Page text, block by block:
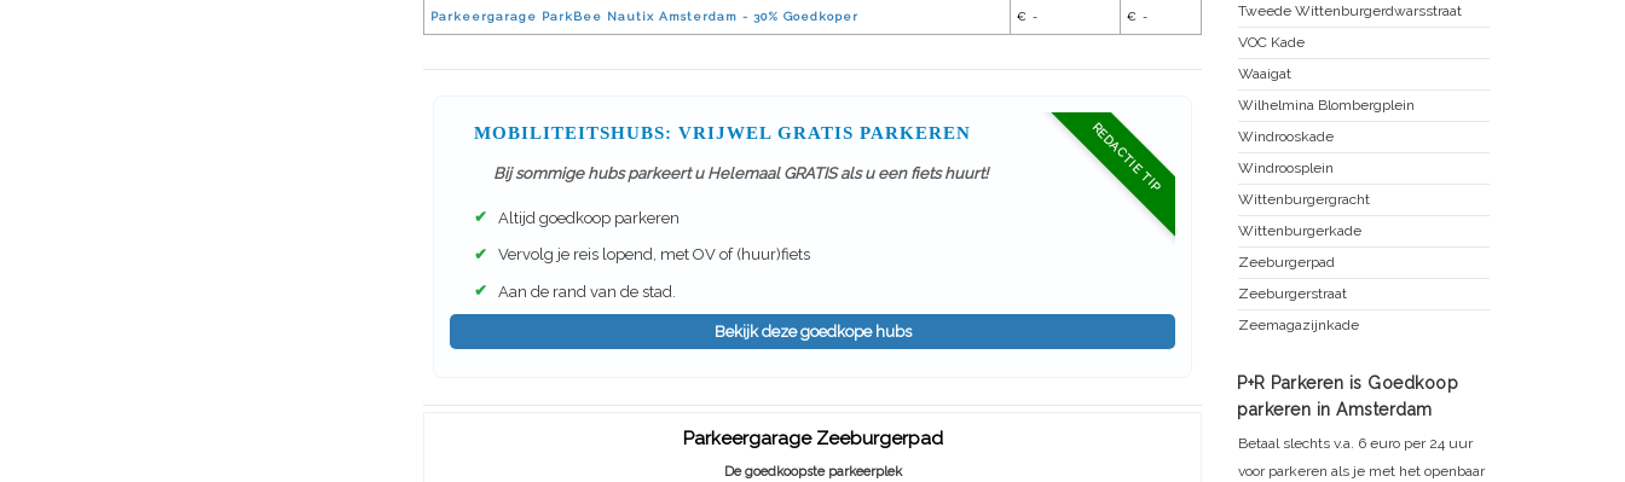
Parkeergarage ParkBee Nautix Amsterdam - 30% Goedkoper € - € -
REDACTIE TIP
MOBILITEITSHUBS: VRIJWEL GRATIS PARKEREN
Bij sommige hubs parkeert u Helemaal GRATIS als u een fiets huurt!
✔ Altijd goedkoop parkeren
✔ Vervolg je reis lopend, met OV of (huur)fiets
✔ Aan de rand van de stad.
Bekijk deze goedkope hubs
Parkeergarage Zeeburgerpad
De goedkoopste parkeerplek
Tweede Wittenburgerdwarsstraat
VOC Kade
Waaigat
Wilhelmina Blombergplein
Windrooskade
Windroosplein
Wittenburgergracht
Wittenburgerkade
Zeeburgerpad
Zeeburgerstraat
Zeemagazijnkade
P+R Parkeren is Goedkoop
parkeren in Amsterdam
Betaal slechts v.a. 6 euro per 24 uur
voor parkeren als je met het openbaar